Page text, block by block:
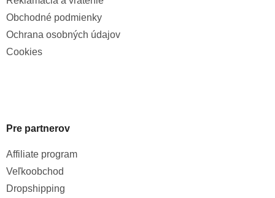
Obchodné podmienky
Ochrana osobných údajov
Cookies
Pre partnerov
Affiliate program
Veľkoobchod
Dropshipping